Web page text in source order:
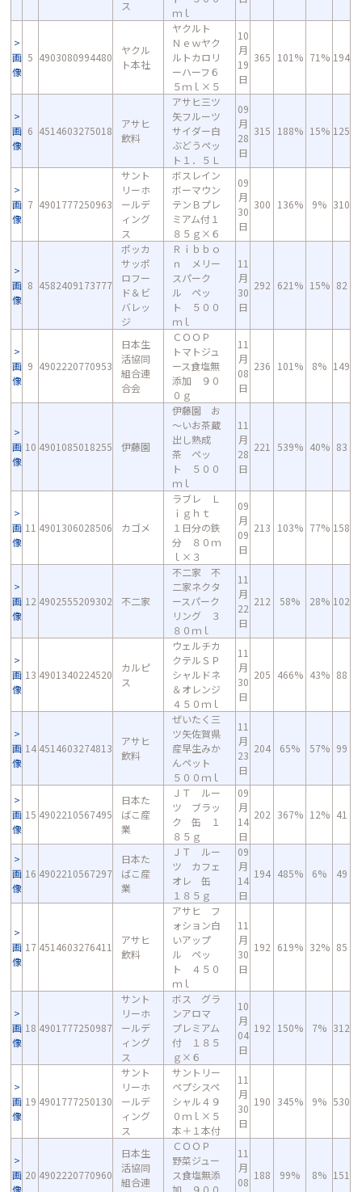
ス
ｍｌ
画
像
5 4903080994480
ヤクル
ト本社
ヤクルト
Ｎｅｗヤク
ルトカロリ
ーハーフ６
５ｍｌ×５
10
月
19
日
365 101% 71% 194
画
像
6 4514603275018
アサヒ
飲料
アサヒ三ツ
矢フルーツ
サイダー白
ぶどうペッ
ト１．５Ｌ
09
月
28
日
315 188% 15% 125
画
像
7 4901777250963
サント
リーホ
ールデ
ィング
ス
ボスレイン
ボーマウン
テンＢプレ
ミアム付１
８５ｇ×６
09
月
30
日
300 136% 9% 310
画
像
8 4582409173777
ポッカ
サッポ
ロフー
ド＆ビ
バレッ
ジ
Ｒｉｂｂｏ
ｎ メリー
スパーク
ル ペッ
ト ５００
ｍｌ
11
月
30
日
292 621% 15% 82
画
像
9 4902220770953
日本生
活協同
組合連
合会
ＣＯＯＰ
トマトジュ
ース食塩無
添加 ９０
０ｇ
11
月
08
日
236 101% 8% 149
画
像
10 4901085018255 伊藤園
伊藤園 お
～いお茶蔵
出し熟成
茶 ペッ
ト ５００
ｍｌ
11
月
28
日
221 539% 40% 83
画
像
11 4901306028506 カゴメ
ラブレ Ｌ
ｉｇｈｔ
１日分の鉄
分 ８０ｍ
ｌ×３
09
月
09
日
213 103% 77% 158
画
像
12 4902555209302 不二家
不二家 不
二家ネクタ
ースパーク
リング ３
８０ｍｌ
11
月
22
日
212 58% 28% 102
画
像
13 4901340224520
カルピ
ス
ウェルチカ
クテルＳＰ
シャルドネ
＆オレンジ
４５０ｍｌ
11
月
30
日
205 466% 43% 88
画
像
14 4514603274813
アサヒ
飲料
ぜいたく三
ツ矢佐賀県
産早生みか
んペット
５００ｍｌ
11
月
23
日
204 65% 57% 99
画
像
15 4902210567495
日本た
ばこ産
業
ＪＴ ルー
ツ ブラッ
ク 缶 １
８５ｇ
09
月
14
日
202 367% 12% 41
画
像
16 4902210567297
日本た
ばこ産
業
ＪＴ ルー
ツ カフェ
オレ 缶
１８５ｇ
09
月
14
日
194 485% 6% 49
画
像
17 4514603276411
アサヒ
飲料
アサヒ フ
ォション白
いアップ
ル ペッ
ト ４５０
ｍｌ
11
月
30
日
192 619% 32% 85
画
像
18 4901777250987
サント
リーホ
ールデ
ィング
ス
ボス グラ
ンアロマ
プレミアム
付 １８５
ｇ×６
10
月
04
日
192 150% 7% 312
画
像
19 4901777250130
サント
リーホ
ールデ
ィング
ス
サントリー
ペプシスペ
シャル４９
０ｍｌ×５
本＋１本付
11
月
30
日
190 345% 9% 530
画
像
20 4902220770960
日本生
活協同
組合連
ＣＯＯＰ
野菜ジュー
ス食塩無添
加 ９００
11
月
08
188 99% 8% 151